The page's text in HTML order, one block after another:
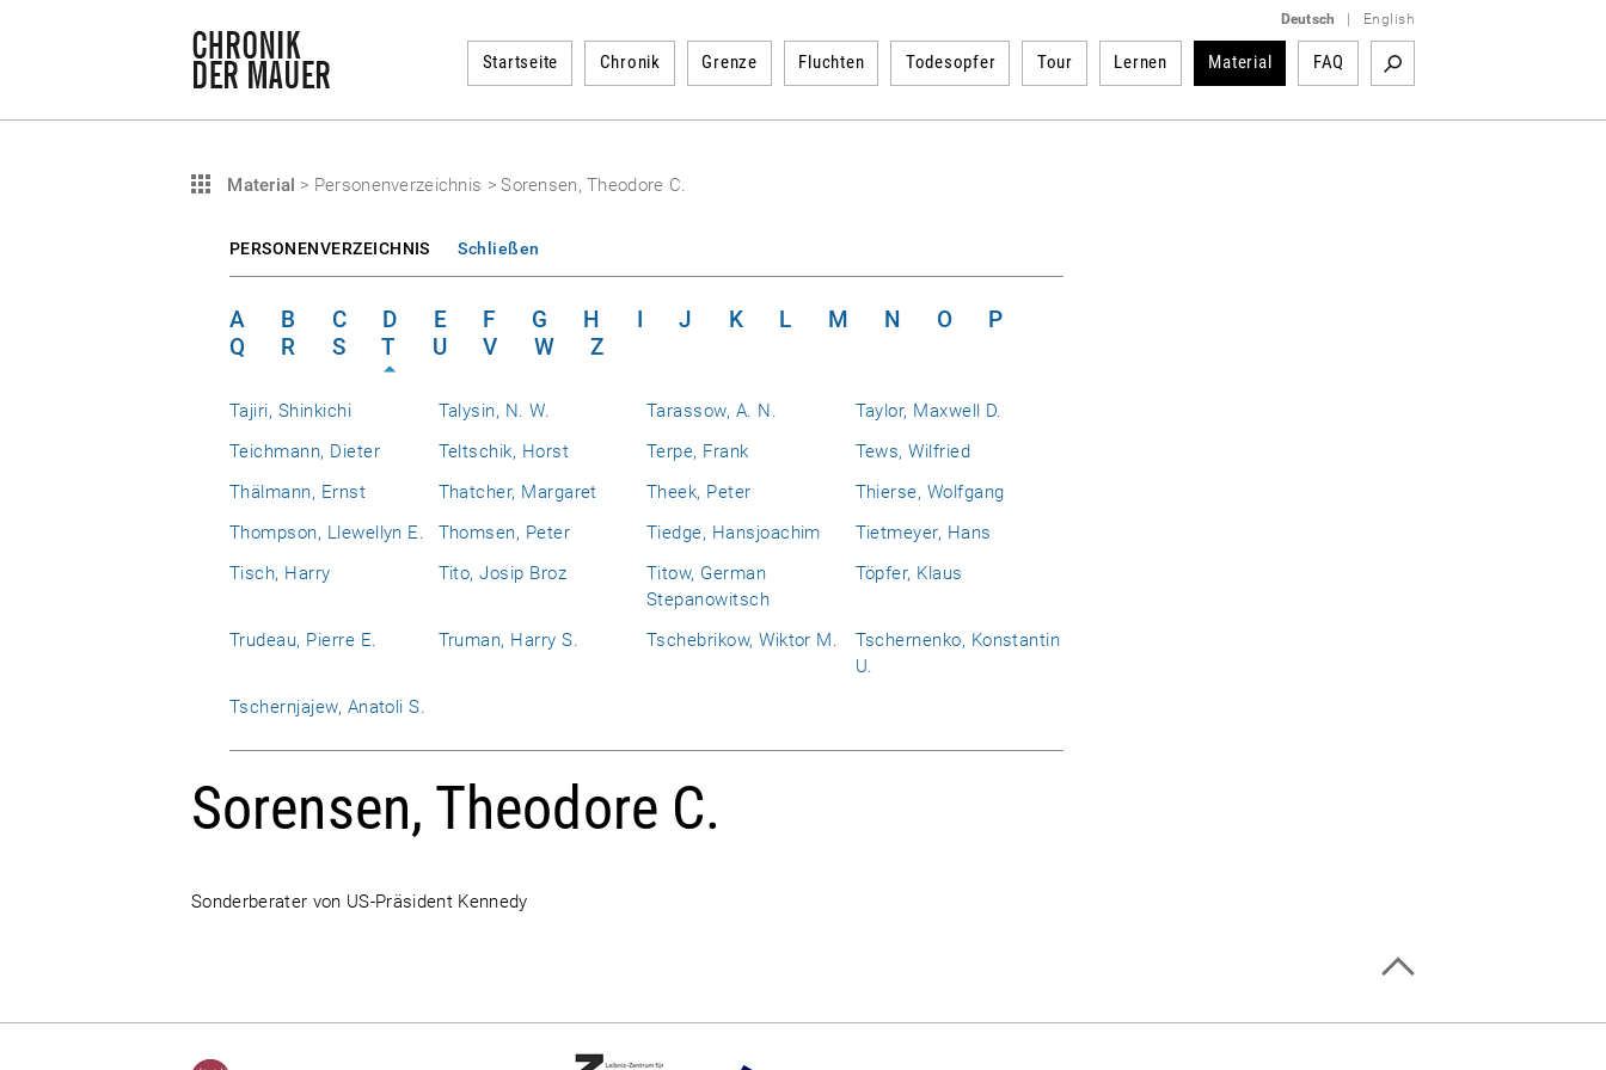
Deutsch English
Startseite Chronik Grenze Fluchten Todesopfer Tour Lernen Material FAQ
Material > Personenverzeichnis > Sorensen, Theodore C.
PERSONENVERZEICHNIS Schließen
A B C D E F G H I J K L M N O
P
Q
R S T U V W Z
Tajiri, Shinkichi Talysin, N. W. Tarassow, A. N.
Taylor, Maxwell D.
Teichmann, Dieter
Teltschik, Horst Terpe, Frank
Tews, Wilfried
Thälmann, Ernst
Thatcher, Margaret Theek, Peter
Thierse, Wolfgang
Thompson, Llewellyn E.
Thomsen, Peter Tiedge, Hansjoachim
Tietmeyer, Hans
Tisch, Harry
Tito, Josip Broz
Titow, German
Stepanowitsch
Töpfer, Klaus
Trudeau, Pierre E. Truman, Harry S. Tschebrikow, Wiktor M.
Tschernenko, Konstantin
U.
Tschernjajew, Anatoli S.
Sorensen, Theodore C.
Sonderberater von US-Präsident Kennedy